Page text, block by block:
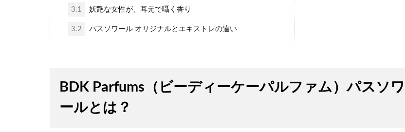
3.1 妖艶な女性が、耳元で囁く香り
3.2 パスソワール オリジナルとエキストレの違い
BDK Parfums（ビーディーケーパルファム）パスソワ
ールとは？